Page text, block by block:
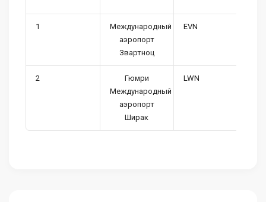
1
Международный
аэропорт
Звартноц
EVN
2
Гюмри
Международный
аэропорт
Ширак
LWN